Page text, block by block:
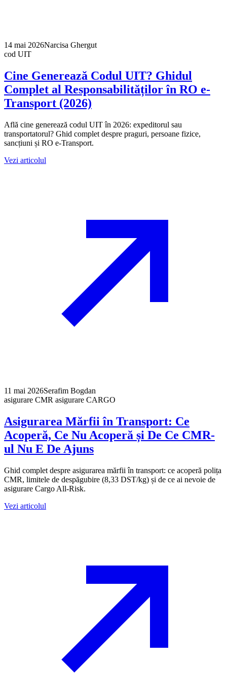
14 mai 2026Narcisa Ghergut
cod UIT
Cine Generează Codul UIT? Ghidul
Complet al Responsabilităților în RO e-
Transport (2026)
Află cine generează codul UIT în 2026: expeditorul sau
transportatorul? Ghid complet despre praguri, persoane fizice,
sancțiuni și RO e-Transport.
Vezi articolul
11 mai 2026Serafim Bogdan
asigurare CMR asigurare CARGO
Asigurarea Mărfii în Transport: Ce
Acoperă, Ce Nu Acoperă și De Ce CMR-
ul Nu E De Ajuns
Ghid complet despre asigurarea mărfii în transport: ce acoperă polița
CMR, limitele de despăgubire (8,33 DST/kg) și de ce ai nevoie de
asigurare Cargo All-Risk.
Vezi articolul